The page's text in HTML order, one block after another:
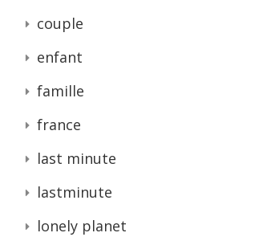
couple
enfant
famille
france
last minute
lastminute
lonely planet